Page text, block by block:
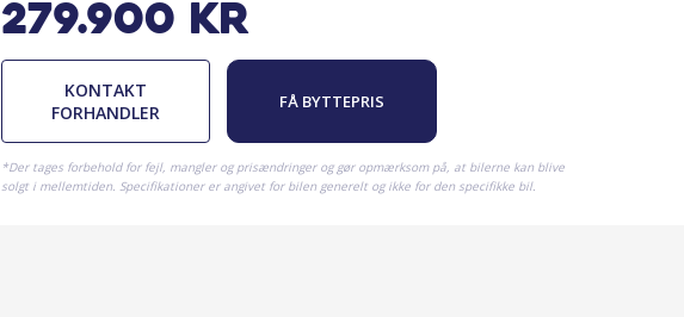
279.900 kr
KONTAKT
FORHANDLER
FÅ BYTTEPRIS
*Der tages forbehold for fejl, mangler og prisændringer og gør opmærksom på, at bilerne kan blive
solgt i mellemtiden. Specifikationer er angivet for bilen generelt og ikke for den specifikke bil.